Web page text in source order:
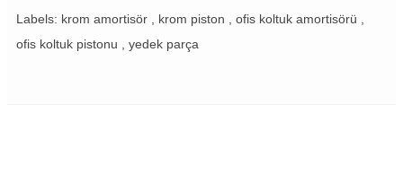
Labels: krom amortisör , krom piston , ofis koltuk amortisörü ,
ofis koltuk pistonu , yedek parça